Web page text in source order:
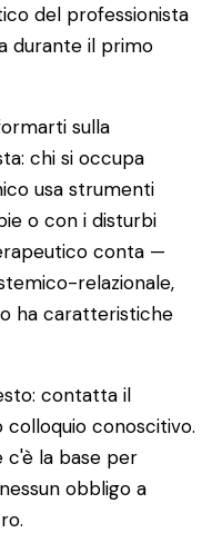
del professionista
durante il primo
sulla
chi si occupa
usa strumenti
o con i disturbi
conta —
relazionale,
ha caratteristiche
contatta il
conoscitivo.
c'è la base per
obbligo a